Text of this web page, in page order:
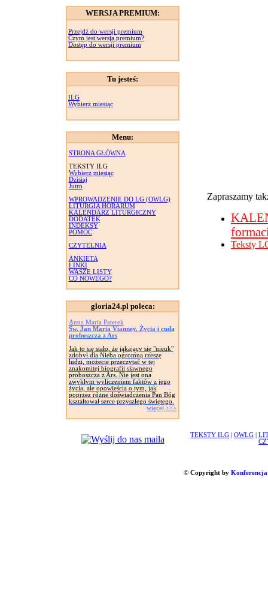
WERSJA PREMIUM:
Przejdź do wersji premium
Czym jest wersja premium?
Dostęp do wersji premium
Tu jesteś:
ILG
Wybierz miesiąc
Menu:
STRONA GŁÓWNA
TEKSTY ILG
Wybierz miesiąc
Dzisiaj
Jutro
WPROWADZENIE DO LG (OWLG)
LITURGIA HORARUM
KALENDARZ LITURGICZNY
DODATEK
INDEKSY
POMOC
CZYTELNIA
ANKIETA
LINKI
WASZE LISTY
CO NOWEGO?
gloria24.pl poleca:
Anna Maria Paterek
Św. Jan Maria Vianney. Życia i cuda
proboszcza z Ars
Jak to się stało, że jąkający się "nieuk"
zdobył dla Nieba ogromną rzeszę
ludzi, możecie przeczytać w tej
znakomitej biografii sławnego
proboszcza z Ars. Nie jest ona
zwykłym wyliczeniem faktów z jego
życia, ale opowieścią o tym, jak
poprzez różne doświadczenia Pan Bóg
kształtował serce przyszłego świętego.
więcej >>>
Zapraszamy
Teksty
TEKSTY ILG OWLG
© Copyright by Konferencja